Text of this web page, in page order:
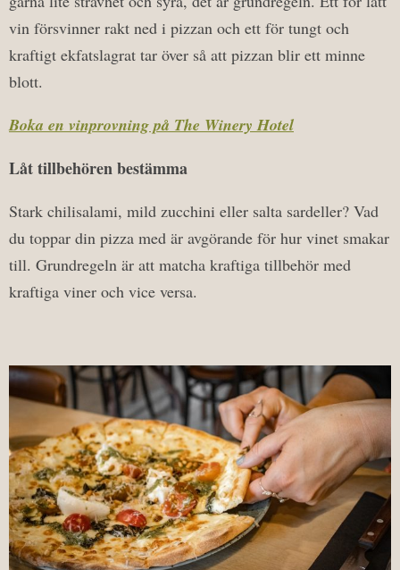
vin försvinner rakt ned i pizzan och ett för tungt och
kraftigt ekfatslagrat tar över så att pizzan blir ett minne
blott.
Boka en vinprovning på The Winery Hotel
Låt tillbehören bestämma
Stark chilisalami, mild zucchini eller salta sardeller? Vad
du toppar din pizza med är avgörande för hur vinet smakar
till. Grundregeln är att matcha kraftiga tillbehör med
kraftiga viner och vice versa.